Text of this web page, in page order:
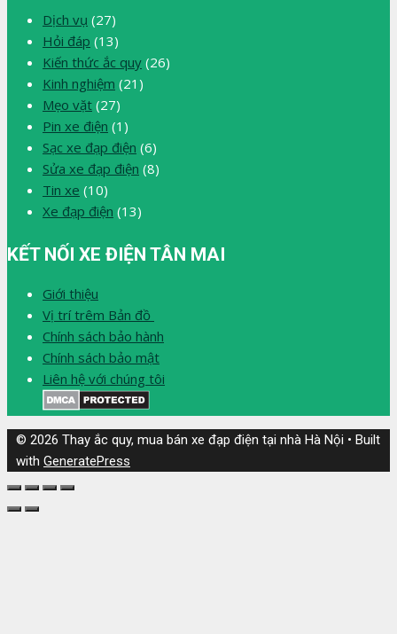
Dịch vụ (27)
Hỏi đáp (13)
Kiến thức ắc quy (26)
Kinh nghiệm (21)
Mẹo vặt (27)
Pin xe điện (1)
Sạc xe đạp điện (6)
Sửa xe đạp điện (8)
Tin xe (10)
Xe đạp điện (13)
KẾT NỐI XE ĐIỆN TÂN MAI
Giới thiệu
Vị trí trêm Bản đồ
Chính sách bảo hành
Chính sách bảo mật
Liên hệ với chúng tôi
© 2026 Thay ắc quy, mua bán xe đạp điện tại nhà Hà Nội • Built
with GeneratePress